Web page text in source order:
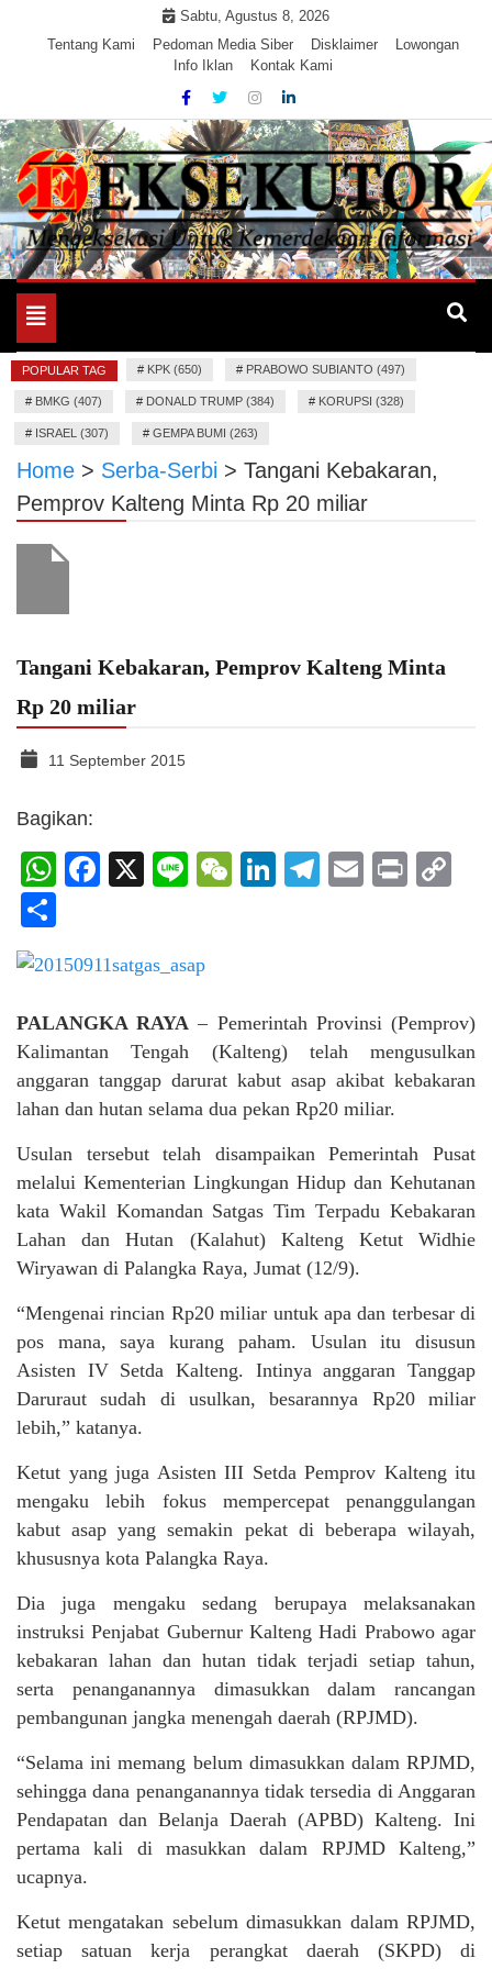
Sabtu, Agustus 8, 2026
Tentang Kami
Pedoman Media Siber Disklaimer
Lowongan
Info Iklan
Kontak Kami
EKSEKUTOR
Mengeksekusi Berita Untuk Kemerdekaan dan Keadilan
Toggle
navigation
POPULAR TAG # KPK (650) # PRABOWO SUBIANTO (497)
# BMKG (407) # DONALD TRUMP (384) # KORUPSI (328)
# ISRAEL (307) # GEMPA BUMI (263)
Home > Serba-Serbi > Tangani Kebakaran,
Pemprov Kalteng Minta Rp 20 miliar
Tangani Kebakaran, Pemprov Kalteng Minta
Rp 20 miliar
11 September 2015
Bagikan:
WhatsApp
Facebook
X LineWeChat
LinkedIn
Telegram
Email
Print
PALANGKA RAYA – Pemerintah Provinsi (Pemprov)
Kalimantan Tengah (Kalteng) telah mengusulkan
anggaran tanggap darurat kabut asap akibat kebakaran
lahan dan hutan selama dua pekan Rp20 miliar.
Usulan tersebut telah disampaikan Pemerintah Pusat
melalui Kementerian Lingkungan Hidup dan Kehutanan
kata Wakil Komandan Satgas Tim Terpadu Kebakaran
Lahan dan Hutan (Kalahut) Kalteng Ketut Widhie
Wiryawan di Palangka Raya, Jumat (12/9).
“Mengenai rincian Rp20 miliar untuk apa dan terbesar di
pos mana, saya kurang paham. Usulan itu disusun
Asisten IV Setda Kalteng. Intinya anggaran Tanggap
Daruraut sudah di usulkan, besarannya Rp20 miliar
lebih,” katanya.
Ketut yang juga Asisten III Setda Pemprov Kalteng itu
mengaku lebih fokus mempercepat penanggulangan
kabut asap yang semakin pekat di beberapa wilayah,
khususnya kota Palangka Raya.
Dia juga mengaku sedang berupaya melaksanakan
instruksi Penjabat Gubernur Kalteng Hadi Prabowo agar
kebakaran lahan dan hutan tidak terjadi setiap tahun,
serta penanganannya dimasukkan dalam rancangan
pembangunan jangka menengah daerah (RPJMD).
“Selama ini memang belum dimasukkan dalam RPJMD,
sehingga dana penanganannya tidak tersedia di Anggaran
Pendapatan dan Belanja Daerah (APBD) Kalteng. Ini
pertama kali di masukkan dalam RPJMD Kalteng,”
ucapnya.
Ketut mengatakan sebelum dimasukkan dalam RPJMD,
setiap satuan kerja perangkat daerah (SKPD) di